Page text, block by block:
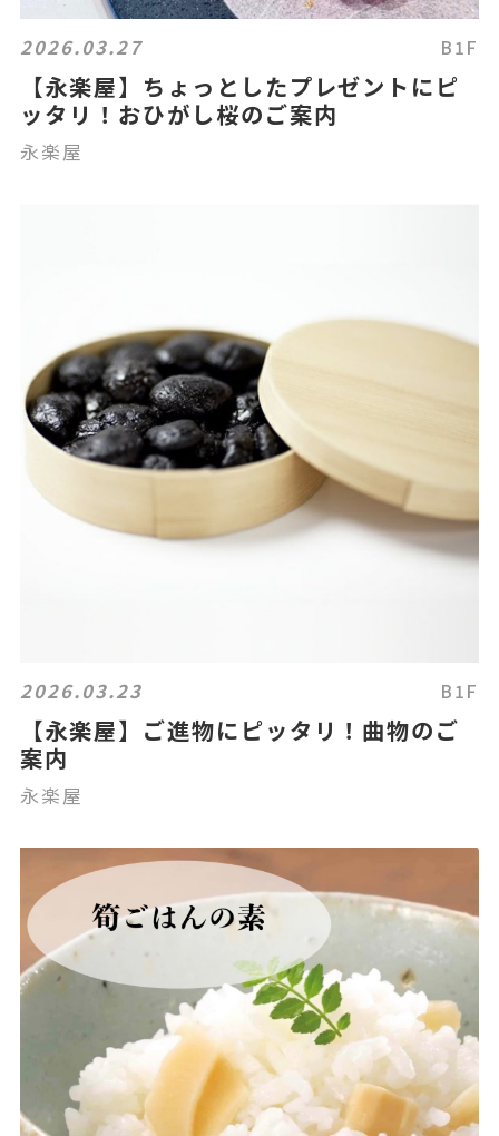
2026.03.27 B1F
【永楽屋】ちょっとしたプレゼントにピ
ッタリ！おひがし桜のご案内
永楽屋
2026.03.23 B1F
【永楽屋】ご進物にピッタリ！曲物のご
案内
永楽屋